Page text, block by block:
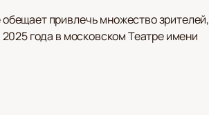
привлечь множество зрителей,
года в московском Театре имени